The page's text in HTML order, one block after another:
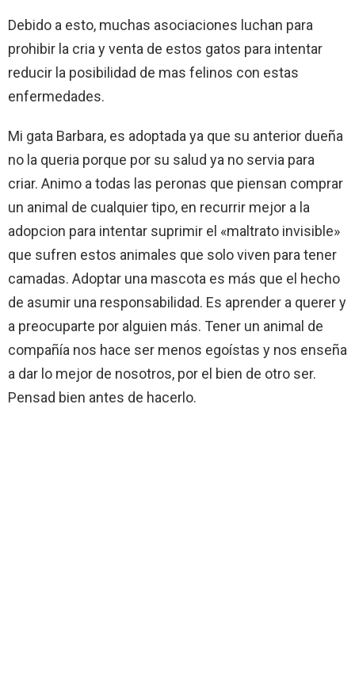
Debido a esto, muchas asociaciones luchan para
prohibir la cria y venta de estos gatos para intentar
reducir la posibilidad de mas felinos con estas
enfermedades.
Mi gata Barbara, es adoptada ya que su anterior dueña
no la queria porque por su salud ya no servia para
criar. Animo a todas las peronas que piensan comprar
un animal de cualquier tipo, en recurrir mejor a la
adopcion para intentar suprimir el «maltrato invisible»
que sufren estos animales que solo viven para tener
camadas. Adoptar una mascota es más que el hecho
de asumir una responsabilidad. Es aprender a querer y
a preocuparte por alguien más. Tener un animal de
compañía nos hace ser menos egoístas y nos enseña
a dar lo mejor de nosotros, por el bien de otro ser.
Pensad bien antes de hacerlo.